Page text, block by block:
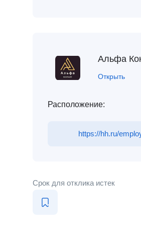
Альфа
Открыть
Расположение:
https://hh.ru/
Срок для отклика истек